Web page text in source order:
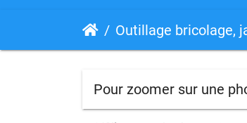
Outillage bricolage,
Pour zoomer sur une